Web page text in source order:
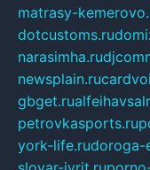
matrasy-
dotcustoms.ru
narasimha.ru
newsplain.ru
gbget.ru
petrovkasports.ru
york-life.rudoroga-